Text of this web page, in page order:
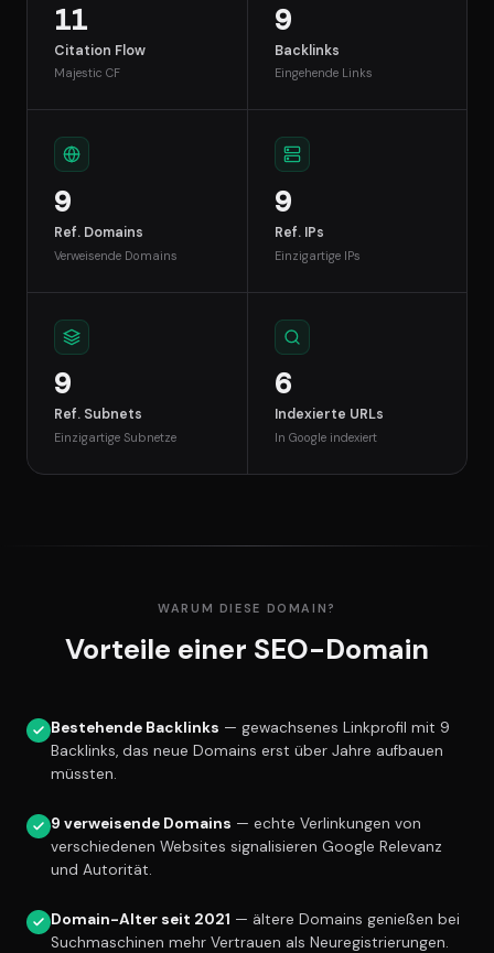
11
Citation Flow
Majestic CF
9
Backlinks
Eingehende Links
9
Ref. Domains
Verweisende Domains
9
Ref. IPs
Einzigartige IPs
9
Ref. Subnets
Einzigartige Subnetze
6
Indexierte URLs
In Google indexiert
WARUM DIESE DOMAIN?
Vorteile einer SEO-Domain
Bestehende Backlinks — gewachsenes Linkprofil mit 9
Backlinks, das neue Domains erst über Jahre aufbauen
müssten.
9 verweisende Domains — echte Verlinkungen von
verschiedenen Websites signalisieren Google Relevanz
und Autorität.
Domain-Alter seit 2021 — ältere Domains genießen bei
Suchmaschinen mehr Vertrauen als Neuregistrierungen.